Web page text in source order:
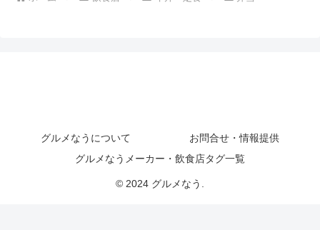
グルメなうについて
お問合せ・情報提供
グルメなうメーカー・飲食店タグ一覧
© 2024 グルメなう.